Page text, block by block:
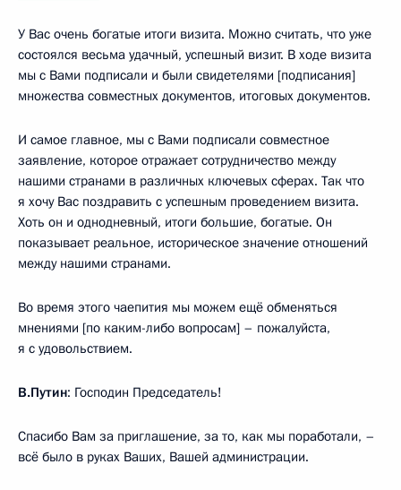
У Вас очень богатые итоги визита. Можно считать, что уже
состоялся весьма удачный, успешный визит. В ходе визита
мы с Вами подписали и были свидетелями [подписания]
множества совместных документов, итоговых документов.
И самое главное, мы с Вами подписали совместное
заявление, которое отражает сотрудничество между
нашими странами в различных ключевых сферах. Так что
я хочу Вас поздравить с успешным проведением визита.
Хоть он и однодневный, итоги большие, богатые. Он
показывает реальное, историческое значение отношений
между нашими странами.
Во время этого чаепития мы можем ещё обменяться
мнениями [по каким-либо вопросам] – пожалуйста,
я с удовольствием.
В.Путин: Господин Председатель!
Спасибо Вам за приглашение, за то, как мы поработали, –
всё было в руках Ваших, Вашей администрации.